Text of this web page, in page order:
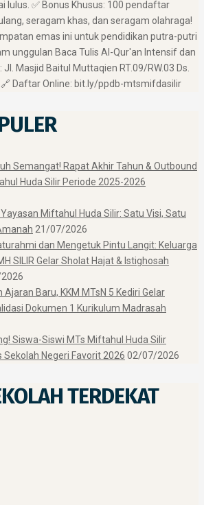
lulus. ✅ Bonus Khusus: 100 pendaftar
seragam khas, dan seragam olahraga!
emas ini untuk pendidikan putra-putri
unggulan Baca Tulis Al-Qur'an Intensif dan
Jl. Masjid Baitul Muttaqien RT.09/RW.03 Ds.
🔗 Daftar Online: bit.ly/ppdb-mtsmifdasilir
Semangat! Rapat Akhir Tahun & Outbound
Huda Silir Periode 2025-2026
Miftahul Huda Silir: Satu Visi, Satu
21/07/2026
dan Mengetuk Pintu Langit: Keluarga
SILIR Gelar Sholat Hajat & Istighosah
Ajaran Baru, KKM MTsN 5 Kediri Gelar
Dokumen 1 Kurikulum Madrasah
Siswa-Siswi MTs Miftahul Huda Silir
Sekolah Negeri Favorit 2026 02/07/2026
TERDEKAT